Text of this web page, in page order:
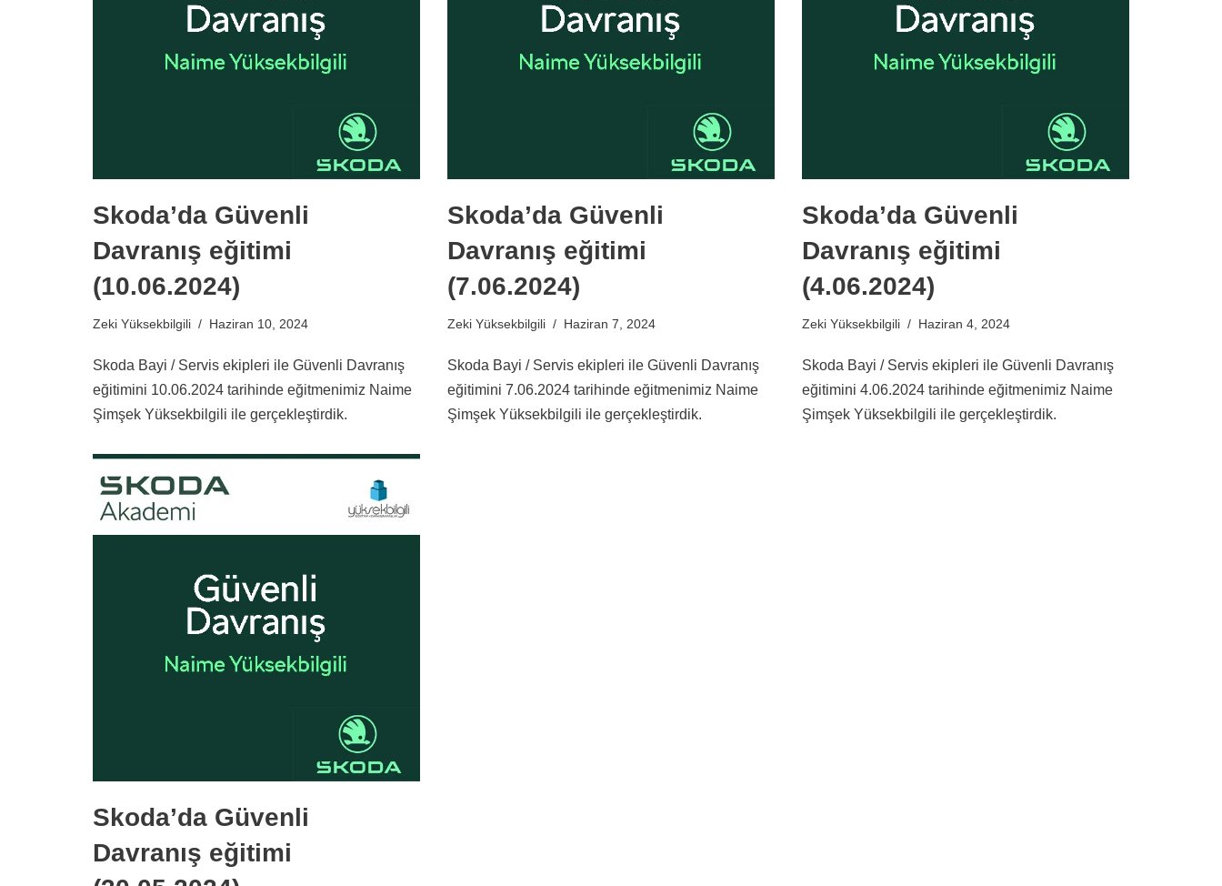
Skoda’da Güvenli
Davranış eğitimi
(10.06.2024)
Zeki Yüksekbilgili Haziran 10, 2024
Skoda Bayi / Servis ekipleri ile Güvenli Davranış
eğitimini 10.06.2024 tarihinde eğitmenimiz Naime
Şimşek Yüksekbilgili ile gerçekleştirdik.
Skoda’da Güvenli
Davranış eğitimi
(7.06.2024)
Zeki Yüksekbilgili Haziran 7, 2024
Skoda Bayi / Servis ekipleri ile Güvenli Davranış
eğitimini 7.06.2024 tarihinde eğitmenimiz Naime
Şimşek Yüksekbilgili ile gerçekleştirdik.
Skoda’da Güvenli
Davranış eğitimi
(4.06.2024)
Zeki Yüksekbilgili Haziran 4, 2024
Skoda Bayi / Servis ekipleri ile Güvenli Davranış
eğitimini 4.06.2024 tarihinde eğitmenimiz Naime
Şimşek Yüksekbilgili ile gerçekleştirdik.
Skoda’da Güvenli
Davranış eğitimi